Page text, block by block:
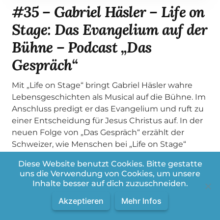
#35 – Gabriel Häsler – Life on
Stage: Das Evangelium auf der
Bühne – Podcast „Das
Gespräch“
Mit „Life on Stage“ bringt Gabriel Häsler wahre
Lebensgeschichten als Musical auf die Bühne. Im
Anschluss predigt er das Evangelium und ruft zu
einer Entscheidung für Jesus Christus auf. In der
neuen Folge von „Das Gespräch“ erzählt der
Schweizer, wie Menschen bei „Life on Stage“
das Evangelium in die Stadien Europas zu tragen.
Schau rein und erfahre, wie sich bei „Life on
Alle Termine von Life on Stage findest du auf
Diese Website benutzt Cookies. Bitte gestatte
uns die Verwendung von Cookies, um unsere
Inhalte besser auf dich zuzuschneiden.
Akzeptieren Mehr Infos